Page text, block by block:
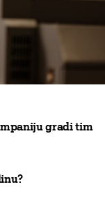
gradi tim